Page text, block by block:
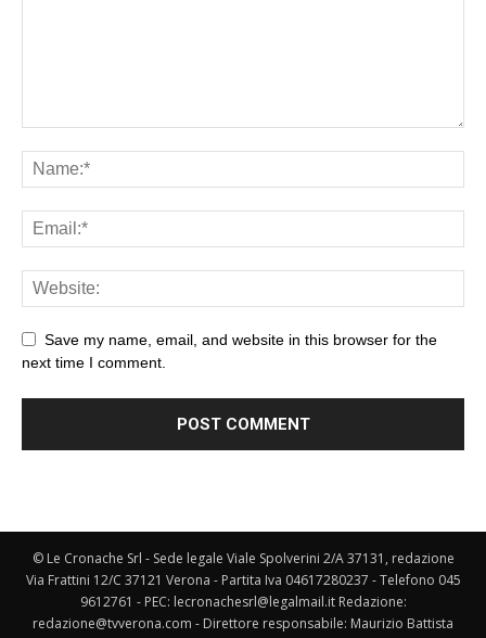
Save my name, email, and website in this browser for the
next time I comment.
© Le Cronache Srl - Sede legale Viale Spolverini 2/A 37131, redazione
Via Frattini 12/C 37121 Verona - Partita Iva 04617280237 - Telefono 045
9612761 - PEC: lecronachesrl@legalmail.it Redazione:
redazione@tvverona.com - Direttore responsabile: Maurizio Battista